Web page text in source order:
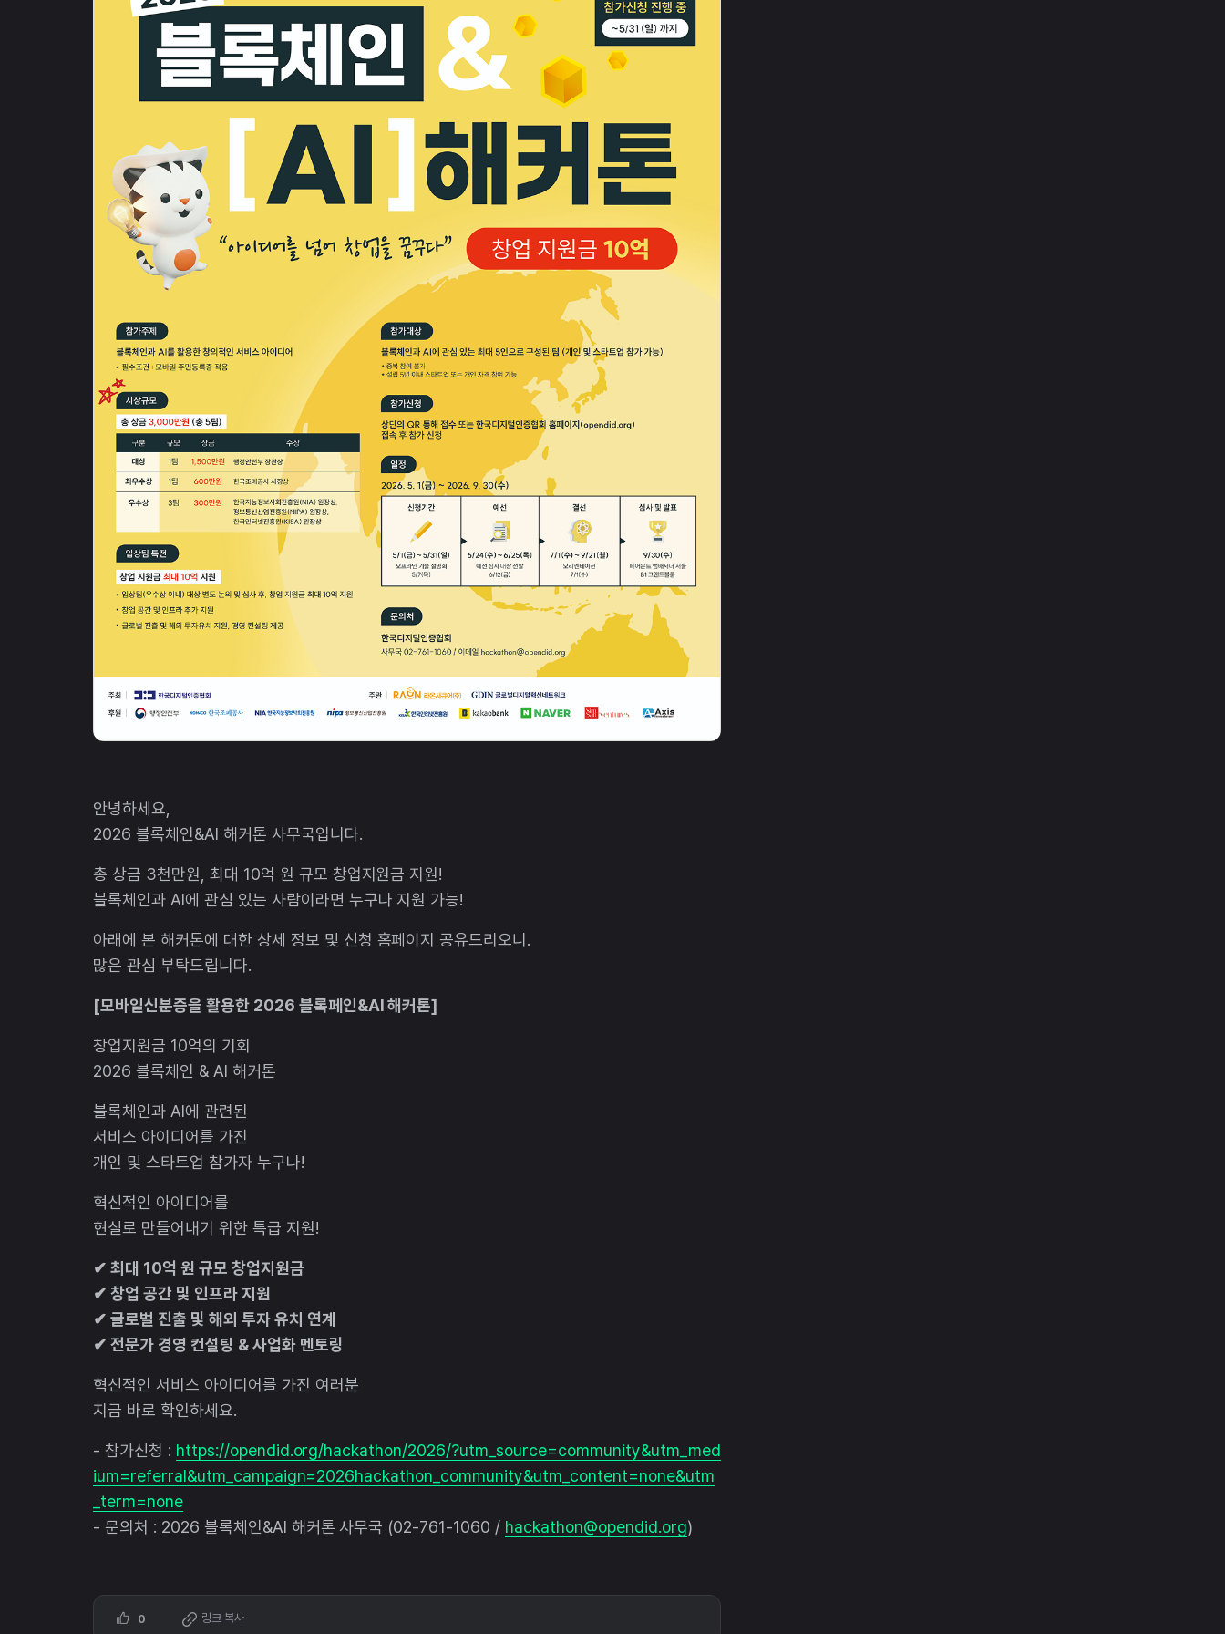
안녕하세요,
2026 블록체인&AI 해커톤 사무국입니다.
총 상금 3천만원, 최대 10억 원 규모 창업지원금 지원!
블록체인과 AI에 관심 있는 사람이라면 누구나 지원 가능!
아래에 본 해커톤에 대한 상세 정보 및 신청 홈페이지 공유드리오니.
많은 관심 부탁드립니다.
[모바일신분증을 활용한 2026 블록페인&AI 해커톤]
창업지원금 10억의 기회
2026 블록체인 & AI 해커톤
블록체인과 AI에 관련된
서비스 아이디어를 가진
개인 및 스타트업 참가자 누구나!
혁신적인 아이디어를
현실로 만들어내기 위한 특급 지원!
✔ 최대 10억 원 규모 창업지원금
✔ 창업 공간 및 인프라 지원
✔ 글로벌 진출 및 해외 투자 유치 연계
✔ 전문가 경영 컨설팅 & 사업화 멘토링
혁신적인 서비스 아이디어를 가진 여러분
지금 바로 확인하세요.
- 참가신청 : https://opendid.org/hackathon/2026/?utm_source=community&utm_med
ium=referral&utm_campaign=2026hackathon_community&utm_content=none&utm
_term=none
- 문의처 : 2026 블록체인&AI 해커톤 사무국 (02-761-1060 / hackathon@opendid.org)
0 링크 복사